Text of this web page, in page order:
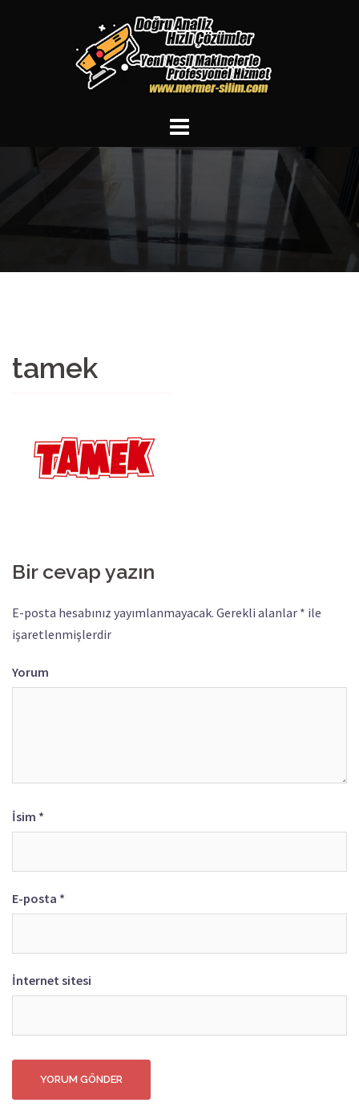
tamek
Bir cevap yazın
E-posta hesabınız yayımlanmayacak. Gerekli alanlar * ile
işaretlenmişlerdir
Yorum
İsim *
E-posta *
İnternet sitesi